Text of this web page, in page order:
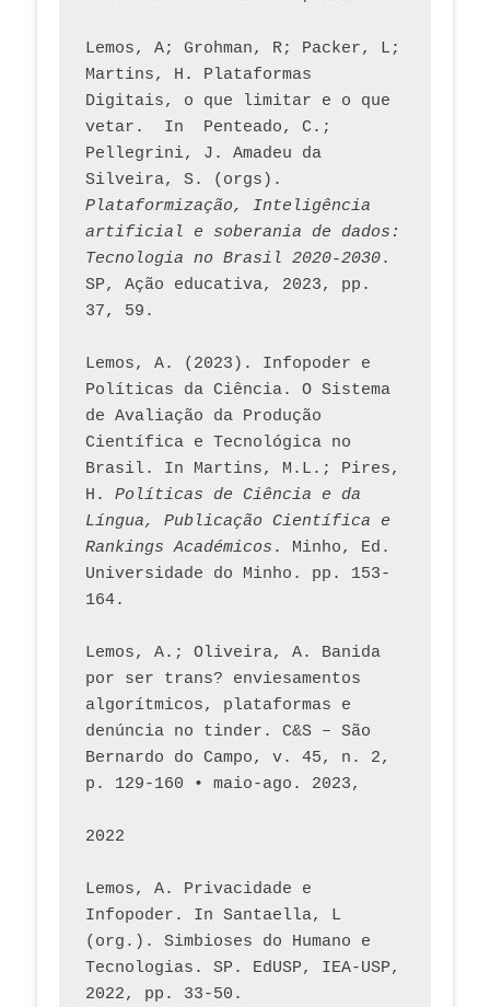
Lemos, A; Grohman, R; Packer, L;
Martins, H. Plataformas
Digitais, o que limitar e o que
vetar.  In  Penteado, C.;
Pellegrini, J. Amadeu da
Plataformização, Inteligência
artificial e soberania de dados:
Tecnologia no Brasil 2020-2030.
SP, Ação educativa, 2023, pp.
37, 59.
Lemos, A. (2023). Infopoder e
Políticas da Ciência. O Sistema
de Avaliação da Produção
Científica e Tecnológica no
Brasil. In Martins, M.L.; Pires,
H. Políticas de Ciência e da
Língua, Publicação Científica e
Rankings Académicos . Minho, Ed.
Universidade do Minho. pp. 153-
164.
Lemos, A.; Oliveira, A. Banida
por ser trans? enviesamentos
algorítmicos, plataformas e
denúncia no tinder. C&S – São
Bernardo do Campo, v. 45, n. 2,
p. 129-160 • maio-ago. 2023,
2022
Lemos, A. Privacidade e
Infopoder. In Santaella, L
(org.). Simbioses do Humano e
Tecnologias. SP. EdUSP, IEA-USP,
2022, pp. 33-50.